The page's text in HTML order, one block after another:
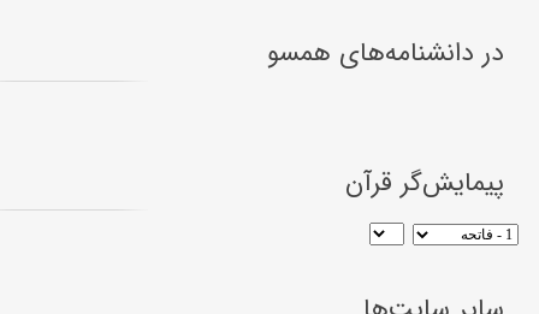
در دانشنامه‌های همسو
پیمایش‌گر قرآن